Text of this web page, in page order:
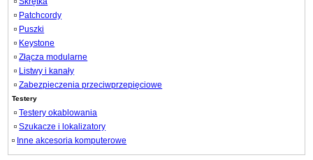
Patchcordy
Puszki
Keystone
Złącza modularne
Listwy i kanały
Zabezpieczenia przeciwprzepięciowe
Testery
Testery okablowania
Szukacze i lokalizatory
Inne akcesoria komputerowe